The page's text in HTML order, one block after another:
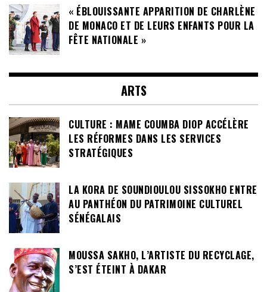
« ÉBLOUISSANTE APPARITION DE CHARLÈNE
DE MONACO ET DE LEURS ENFANTS POUR LA
FÊTE NATIONALE »
ARTS
CULTURE : MAME COUMBA DIOP ACCÉLÈRE
LES RÉFORMES DANS LES SERVICES
STRATÉGIQUES
LA KORA DE SOUNDIOULOU SISSOKHO ENTRE
AU PANTHÉON DU PATRIMOINE CULTUREL
SÉNÉGALAIS
MOUSSA SAKHO, L’ARTISTE DU RECYCLAGE,
S’EST ÉTEINT À DAKAR